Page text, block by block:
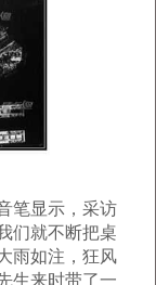
笔显示，采访
们就不断把桌
雨如注，狂风
生来时带了一